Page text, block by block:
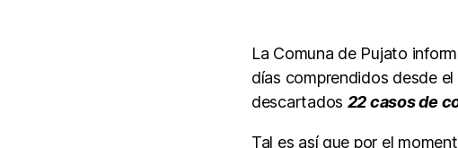
La Comuna de Pujato
días comprendidos desde
descartados 22 casos de
Tal es así que por el